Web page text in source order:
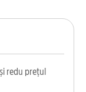
redu prețul